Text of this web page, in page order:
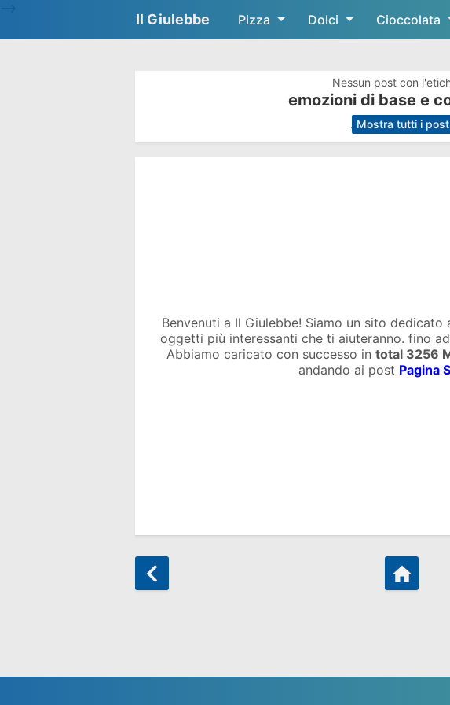
Il Giulebbe Pizza Dolci Cioccolata
Nessun post con
emozioni di base e
. Mostra tutti i post
Benvenuti a Il Giulebbe! Siamo un sito
oggetti più interessanti che ti aiuteranno. fino
Abbiamo caricato con successo in total 3256
andando ai post Pagina